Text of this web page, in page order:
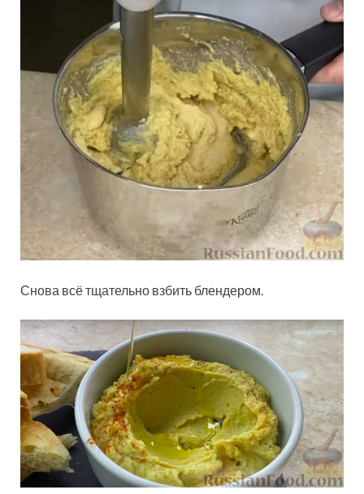
Снова всё тщательно взбить блендером.